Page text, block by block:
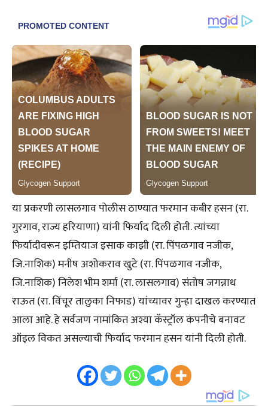
या प्रकरणी लासलगाव पोलीस ठाण्यात फरमान कबीर हसन (रा.
गुरगाव, राज्य हरियाणा) यांनी फिर्याद दिली होती. त्यांच्या
फिर्यादीवरून इम्तियाज इसाक काझी (रा. पिंपळगाव नजीक,
जि.नाशिक) मनीष अशोकराव खुटे (रा. पिंपळगाव नजीक,
जि.नाशिक) निलेश भीम शर्मा (रा. लासलगाव) संतोष जगन्नाथ
राऊत (रा. विंचूर तालुका निफाड) यांच्यावर गुन्हा दाखल करण्यात
आला आहे. हे सर्वजण नामांकित अश्या कॅस्ट्रॉल कंपनीचे बनावट
ऑइल विकत असल्याची फिर्याद फरमान हसन यांनी दिली होती.